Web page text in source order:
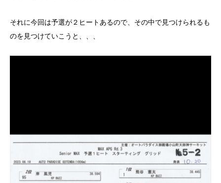
それに今回は予選が２ヒートあるので、その中で見つけられるも
のを見つけていこうと、、、